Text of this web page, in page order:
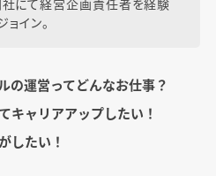
にて経営企画責任者を経験
イン。
の運営ってどんなお仕事？
キャリアアップしたい！
したい！